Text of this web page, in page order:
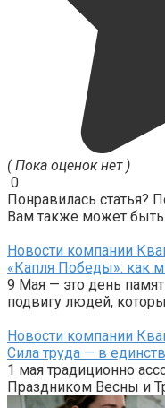
( Пока оценок нет )
0
Понравилась статья?
Вам также может быть
Новости компании
«Капля Победы»: как
9 Мая — это день
подвигу людей,
Новости компании
Сила труда — в
1 мая традиционно
Праздником Весны и